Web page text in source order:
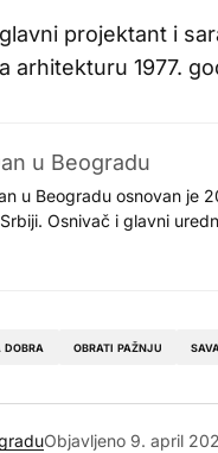
projektant i
arhitekturu 1977.
u Beogradu
u Beogradu osnovan je
Osnivač i glavni
DOBRA OBRATI PAŽNJU
Objavljeno 9. april